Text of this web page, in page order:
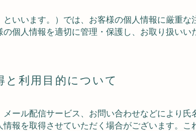
といいます。）では、お客様の個人情報に厳重
個人情報を適切に管理・保護し、お取り扱いい
と利用目的について
ール配信サービス、お問い合わせなどにより氏
報を取得させていただく場合がございます。こ